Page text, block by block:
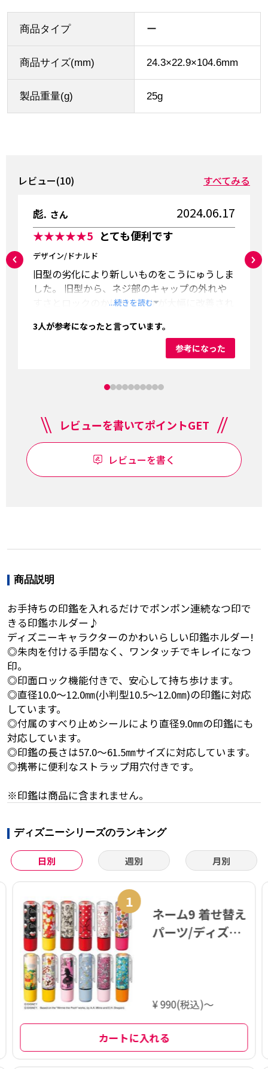
商品タイプ ー
商品サイズ(mm) 24.3×22.9×104.6mm
製品重量(g) 25g
レビュー(10) すべてみる
彪. さん 2024.06.17
★★★★★5 とても便利です
デザイン/ドナルド
旧型の劣化により新しいものをこうにゅうしま
した。 旧型から、ネジ部のキャップの外れや
すさとロックのかけやすさかが大幅に改善され
...続きを読む
3人が参考になったと言っています。
参考になった
レビューを書いてポイントGET
レビューを書く
商品説明
お手持ちの印鑑を入れるだけでポンポン連続なつ印で
きる印鑑ホルダー♪
ディズニーキャラクターのかわいらしい印鑑ホルダー!
◎朱肉を付ける手間なく、ワンタッチでキレイになつ
印。
◎印面ロック機能付きで、安心して持ち歩けます。
◎直径10.0～12.0㎜(小判型10.5～12.0㎜)の印鑑に対応
しています。
◎付属のすべり止めシールにより直径9.0㎜の印鑑にも
対応しています。
◎印鑑の長さは57.0～61.5㎜サイズに対応しています。
◎携帯に便利なストラップ用穴付きです。
※印鑑は商品に含まれません。
ディズニーシリーズのランキング
日別 週別 月別
1
ネーム9 着せ替え
パーツ/ディズニ
¥ 990(税込)～
カートに入れる